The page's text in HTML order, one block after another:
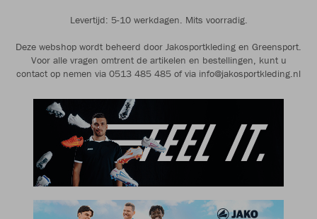
Levertijd: 5-10 werkdagen. Mits voorradig.
Deze webshop wordt beheerd door Jakosportkleding en Greensport.
Voor alle vragen omtrent de artikelen en bestellingen, kunt u
contact op nemen via 0513 485 485 of via info@jakosportkleding.nl